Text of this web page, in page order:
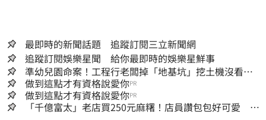
最即時的新聞話題 追蹤訂閱三立新聞網
追蹤訂閱娛樂星聞 給你最即時的娛樂星鮮事
準幼兒園命案！工程行老闆掉「地基坑」挖土機沒看
到…下土石活埋他
做到這點才有資格說愛你PR
做到這點才有資格說愛你PR
「千億富太」老店買250元麻糬！店員讚包包好可愛 笑